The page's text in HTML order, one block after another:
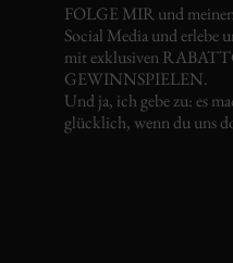
FOLGE MIR und
Social Media und erlebe
mit exklusiven
GEWINNSPIELEN.
Und ja, ich gebe zu: es
glücklich, wenn du uns